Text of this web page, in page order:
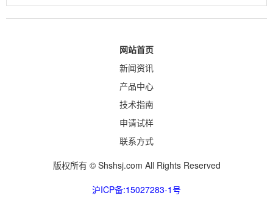
网站首页
新闻资讯
产品中心
技术指南
申请试样
联系方式
版权所有 © Shshsj.com All Rights Reserved
沪ICP备:15027283-1号